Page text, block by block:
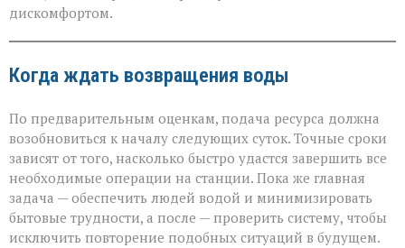
дискомфортом.
Когда ждать возвращения воды
По предварительным оценкам, подача ресурса должна
возобновиться к началу следующих суток. Точные сроки
зависят от того, насколько быстро удастся завершить все
необходимые операции на станции. Пока же главная
задача — обеспечить людей водой и минимизировать
бытовые трудности, а после — проверить систему, чтобы
исключить повторение подобных ситуаций в будущем.